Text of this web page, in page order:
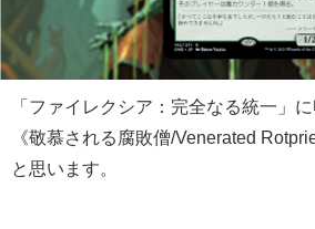
「ファイレクシア：完全なる統一」
《敬慕される腐敗僧/Venerated
と思います。